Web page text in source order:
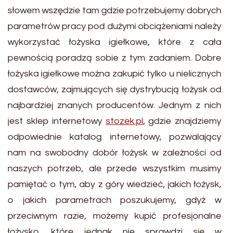
słowem wszędzie tam gdzie potrzebujemy dobrych
parametrów pracy pod dużymi obciążeniami należy
wykorzystać łożyska igiełkowe, które z cała
pewnością poradzą sobie z tym zadaniem. Dobre
łożyska igiełkowe można zakupić tylko u nielicznych
dostawców, zajmujących się dystrybucją łożysk od
najbardziej znanych producentów. Jednym z nich
jest sklep internetowy stozek.pl, gdzie znajdziemy
odpowiednie katalog internetowy, pozwalający
nam na swobodny dobór łożysk w zależności od
naszych potrzeb, ale przede wszystkim musimy
pamiętać o tym, aby z góry wiedzieć, jakich łożysk,
o jakich parametrach poszukujemy, gdyż w
przeciwnym razie, możemy kupić profesjonalne